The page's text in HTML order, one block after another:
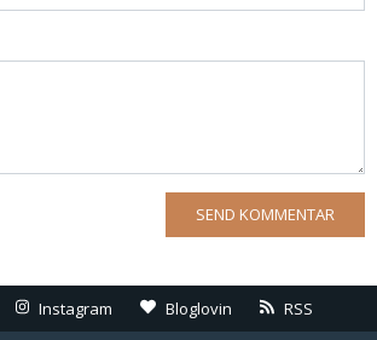
Instagram Bloglovin RSS